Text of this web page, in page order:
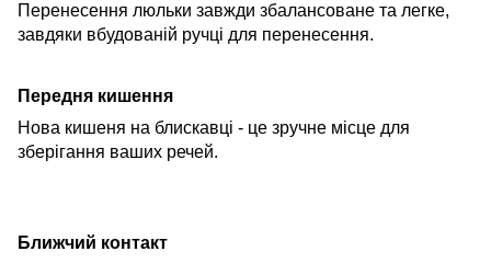
Перенесення люльки завжди збалансоване та легке,
завдяки вбудованій ручці для перенесення.
Передня кишення
Нова кишеня на блискавці - це зручне місце для
зберігання ваших речей.
Ближчий контакт